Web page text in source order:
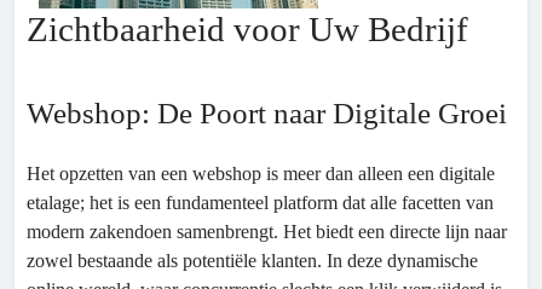
Zichtbaarheid voor Uw Bedrijf
Webshop: De Poort naar Digitale Groei
Het opzetten van een webshop is meer dan alleen een digitale
etalage; het is een fundamenteel platform dat alle facetten van
modern zakendoen samenbrengt. Het biedt een directe lijn naar
zowel bestaande als potentiële klanten. In deze dynamische